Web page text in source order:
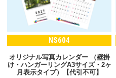
NS604
オリジナル写真カレンダー （壁掛
け・ハンガーリングA3サイズ・2ヶ
月表示タイプ）【代引不可】